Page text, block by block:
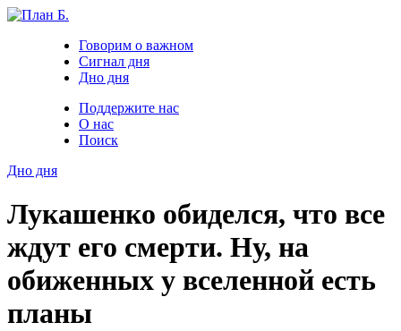
Говорим о важном
Сигнал дня
Дно дня
Поддержите нас
О нас
Поиск
Дно дня
Лукашенко обиделся, что все
ждут его смерти. Ну, на
обиженных у вселенной есть
планы